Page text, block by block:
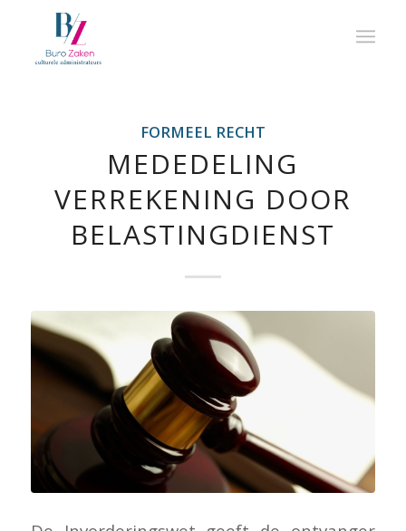
FORMEEL RECHT
MEDEDELING
VERREKENING DOOR
BELASTINGDIENST